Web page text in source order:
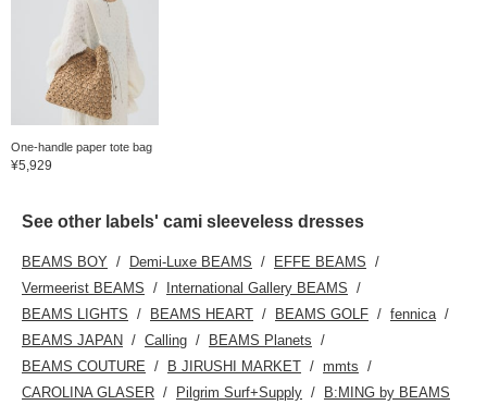
One-handle paper tote bag
¥5,929
See other labels' cami sleeveless dresses
BEAMS BOY Demi-Luxe BEAMS
EFFE BEAMS
Vermeerist BEAMS
International Gallery BEAMS
BEAMS LIGHTS
BEAMS HEART BEAMS GOLF
fennica
BEAMS JAPAN
Calling
BEAMS Planets
BEAMS COUTURE
B JIRUSHI MARKET
mmts
CAROLINA GLASER
Pilgrim Surf+Supply B:MING by BEAMS